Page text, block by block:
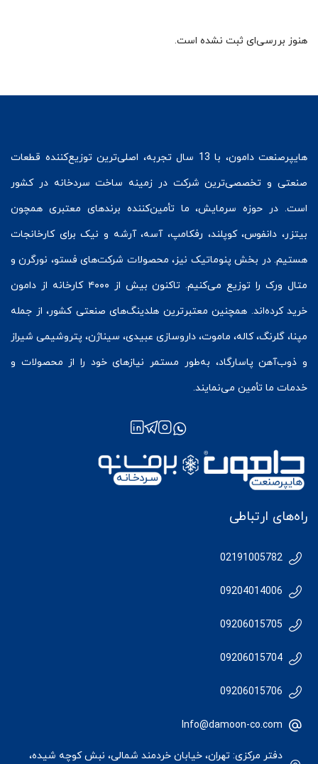
هنوز بررسی‌ای ثبت نشده است.
هایپرصنعت
دامون، با 13 سال تجربه، اصلی‌ترین توزیع‌کننده قطعات
صنعتی و تخصصی‌ترین شرکت در زمینه ساخت سردخانه در کشور
است. در حوزه سرمایش، ما تأمین‌کننده برندهای معتبری همچون
بیتزر، دانفوس،کوپلند، رفکامپ، آسه، آرشه و نیک برای کارخانجات
هستیم. در بخش پنوماتیک نیز، محصولات شرکت‌های فستو، نورگرن و
متال ورک
را توزیع می‌کنیم. تاکنون بیش از ۴۰۰۰ کارخانه از دامون
خرید کرده‌اند. همچنین معتبرترین هلدینگ‌های صنعتی کشور، از جمله
مپنا، گلرنگ، کاله، ماموت، داروسازی عبیدی، سیناژن، پتروشیمی شیراز
و ذوب‌آهن پاسارگاد، به‌طور مستمر نیازهای خود را از محصولات و
خدمات ما تأمین می‌نمایند.
راه‌های ارتباطی
02191005782
09204014006
09206015705
09206015704
09206015706
Info@damoon-co.com
دفتر مرکزی: تهران، خیابان خردمند شمالی، نبش کوچه شیده،